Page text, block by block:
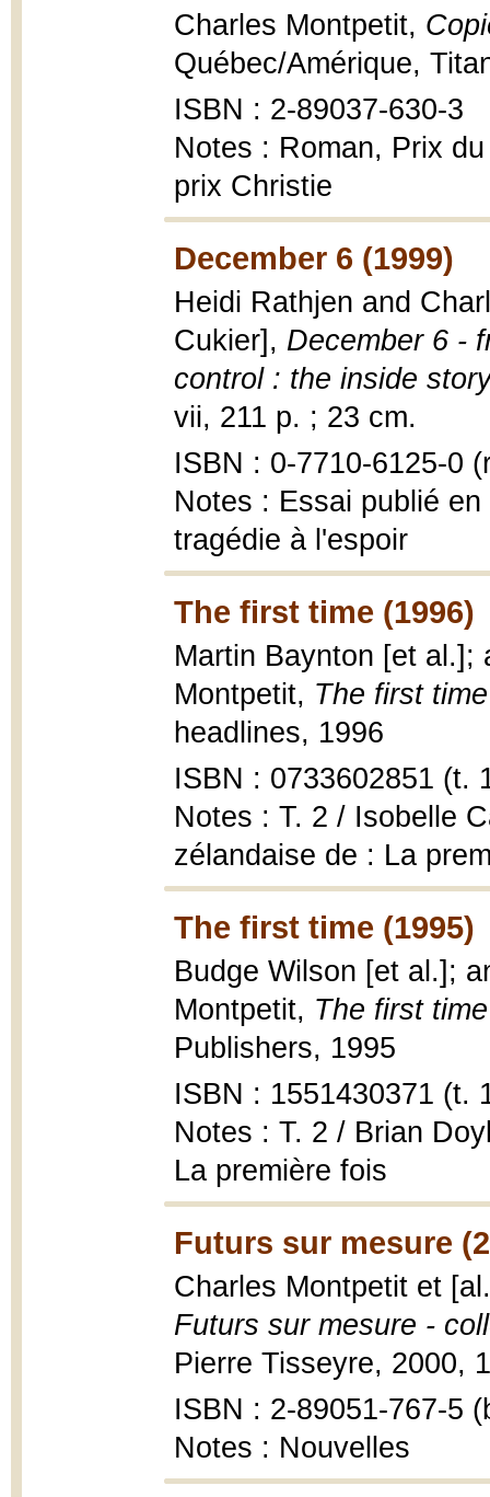
Charles Montpetit,
Québec/Amérique,
ISBN : 2-89037-630-3
Notes : Roman, Prix
prix Christie
December 6 (1999)
Heidi Rathjen and
Cukier], December 6 -
control : the inside
vii, 211 p. ; 23 cm.
ISBN : 0-7710-6125-0
Notes : Essai publié
tragédie à l'espoir
The first time (1996)
Martin Baynton [et al.];
Montpetit, The first
headlines, 1996
ISBN : 0733602851 (t.
Notes : T. 2 / Isobelle
zélandaise de : La
The first time (1995)
Budge Wilson [et al.];
Montpetit, The first
Publishers, 1995
ISBN : 1551430371 (t.
Notes : T. 2 / Brian
La première fois
Futurs sur mesure
Charles Montpetit et
Futurs sur mesure -
Pierre Tisseyre, 2000,
ISBN : 2-89051-767-5
Notes : Nouvelles